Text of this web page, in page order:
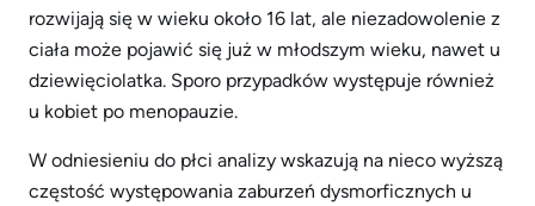
rozwijają się w wieku około 16 lat, ale niezadowolenie z
ciała może pojawić się już w młodszym wieku, nawet u
dziewięciolatka. Sporo przypadków występuje również
u kobiet po menopauzie.
W odniesieniu do płci analizy wskazują na nieco wyższą
częstość występowania zaburzeń dysmorficznych u